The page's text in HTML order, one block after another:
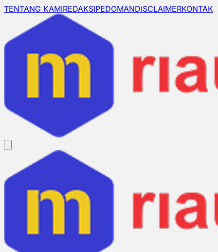
TENTANG KAMIREDAKSIPEDOMANDISCLAIMERKONTAK